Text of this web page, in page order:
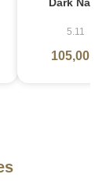
Dark Navy
5.11
105,00 €